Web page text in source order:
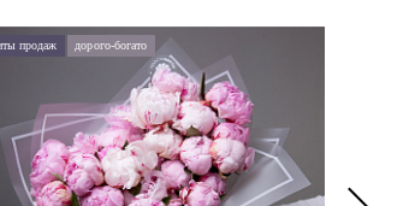
продаж дорого-богато